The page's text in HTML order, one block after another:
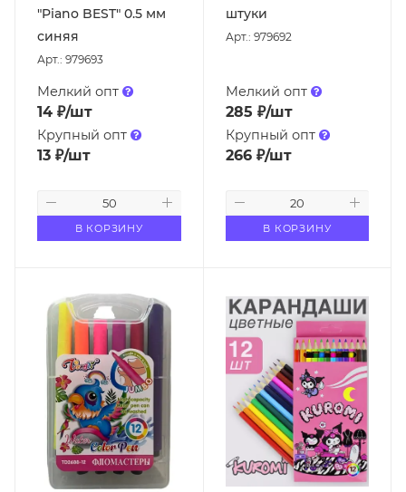
"Piano BEST" 0.5 мм
синяя
Арт.: 979693
Мелкий опт
14 ₽/шт
Крупный опт
13 ₽/шт
В КОРЗИНУ
штуки
Арт.: 979692
Мелкий опт
285 ₽/шт
Крупный опт
266₽/шт
В КОРЗИНУ